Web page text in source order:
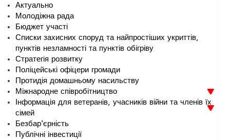
Актуально
Молодіжна рада
Бюджет участі
Списки захисних споруд та найпростіших укриттів,
пунктів незламності та пунктів обігріву
Стратегія розвитку
Поліцейські офіцери громади
Протидія домашньому насильству
Міжнародне співробітництво
Інформація для ветеранів, учасників війни та членів їх
сімей
Безбар’єрність
Публічні інвестиції